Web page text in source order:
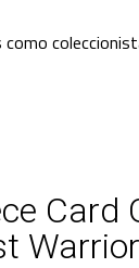
Card